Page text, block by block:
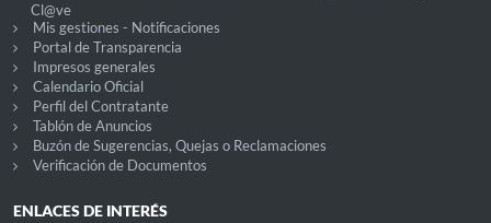
Cl@ve
Mis gestiones - Notificaciones
Portal de Transparencia
Impresos generales
Calendario Oficial
Perfil del Contratante
Tablón de Anuncios
Buzón de Sugerencias, Quejas o Reclamaciones
Verificación de Documentos
ENLACES DE INTERÉS